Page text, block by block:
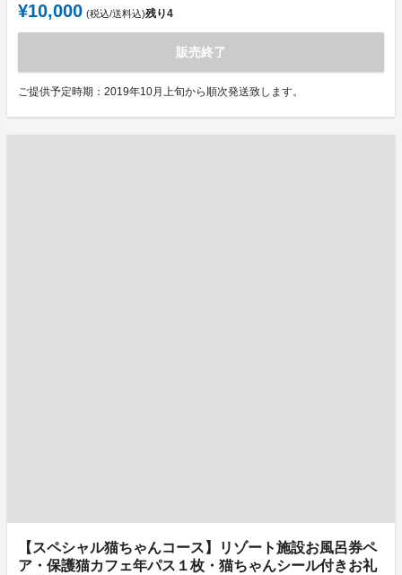
¥10,000 (税込/送料込)残り4
販売終了
ご提供予定時期：2019年10月上旬から順次発送致します。
【スペシャル猫ちゃんコース】リゾート施設お風呂券ペ
ア・保護猫カフェ年パス１枚・猫ちゃんシール付きお礼